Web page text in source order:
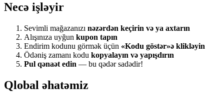
Necə işləyir
Sevimli mağazanızı nəzərdən keçirin və ya axtarın
Alışınıza uyğun kupon tapın
Endirim kodunu görmək üçün «Kodu göstər»ə klikləyin
Ödəniş zamanı kodu kopyalayın və yapışdırın
Pul qənaət edin — bu qədər sadədir!
Qlobal əhatəmiz